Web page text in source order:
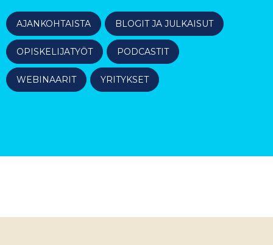
AJANKOHTAISTA BLOGIT JA JULKAISUT
OPISKELIJATYÖT PODCASTIT
WEBINAARIT YRITYKSET